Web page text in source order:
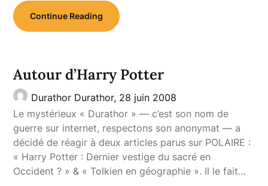
Continue Reading
Autour d’Harry Potter
Durathor Durathor, 28 juin 2008
Le mystérieux « Durathor » — c’est son nom de
guerre sur internet, respectons son anonymat — a
décidé de réagir à deux articles parus sur POLAIRE :
« Harry Potter : Dernier vestige du sacré en
Occident ? » & « Tolkien en géographie ». Il le fait…